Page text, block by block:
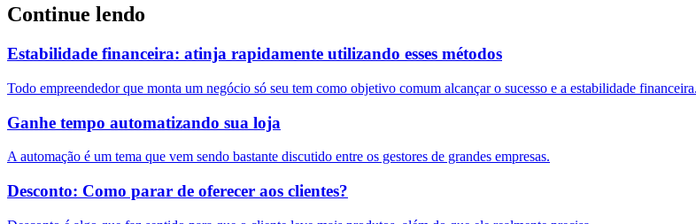
Continue lendo
Estabilidade financeira: atinja rapidamente utilizando esses métodos
Todo empreendedor que monta um negócio só seu tem como objetivo comum alcançar o sucesso e a estabilidade financeira.
Ganhe tempo automatizando sua loja
A automação é um tema que vem sendo bastante discutido entre os gestores de grandes empresas.
Desconto: Como parar de oferecer aos clientes?